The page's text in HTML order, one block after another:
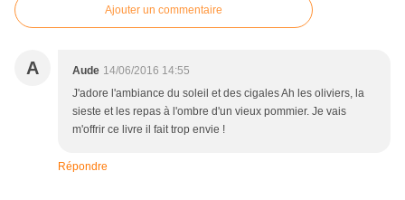
Ajouter un commentaire
A Aude 14/06/2016 14:55
J'adore l'ambiance du soleil et des cigales Ah les oliviers, la
sieste et les repas à l'ombre d'un vieux pommier. Je vais
m'offrir ce livre il fait trop envie !
Répondre